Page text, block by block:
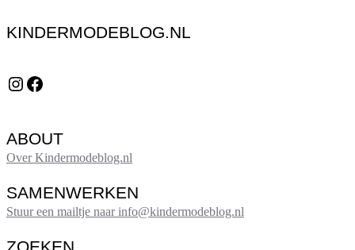
KINDERMODEBLOG.NL
Instagram Facebook
ABOUT
Over Kindermodeblog.nl
SAMENWERKEN
Stuur een mailtje naar info@kindermodeblog.nl
ZOEKEN